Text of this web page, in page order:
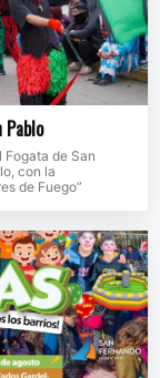
Pablo
de San
con la
de Fuego”